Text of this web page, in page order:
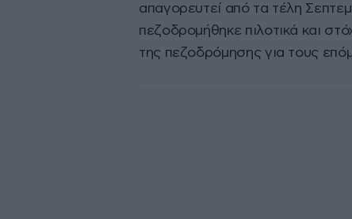
απαγορευτεί από τα τέλη
πεζοδρομήθηκε πιλοτικά και
της πεζοδρόμησης για τους